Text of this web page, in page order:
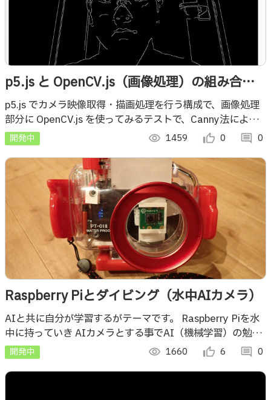
p5.js と OpenCV.js（画像処理）の組み合わ
せ： エッジ検出と線分検出をお試し
p5.js でカメラ映像取得・描画処理を行う構成で、画像処理
部分に OpenCV.js を使ってみるテストで、Canny法による
エッジ検出と Hough変換を使った線分検出を試しています
開発中 visibility 1459 thumb_up_alt 0 comment 0
Raspberry Piとダイビング（水中AIカメラ）
AIと共に自分が学習するがテーマです。 Raspberry Piを水
中に持っていき AIカメラとする事でAI（機械学習）の勉強
と 学習データ（魚等の写真）を自分で撮るモチベーション
UPにつなげます。
開発中 visibility 1660 thumb_up_alt 6 comment 0